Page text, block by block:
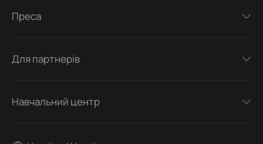
Преса
Для партнерів
Навчальний центр